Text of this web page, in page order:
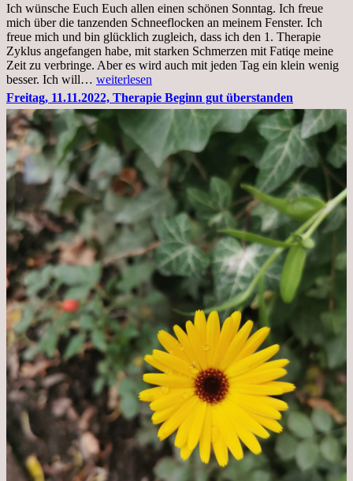
Krankenhaus
stationär
Ich wünsche Euch Euch allen einen schönen Sonntag. Ich freue
mich über die tanzenden Schneeflocken an meinem Fenster. Ich
freue mich und bin glücklich zugleich, dass ich den 1. Therapie
Zyklus angefangen habe, mit starken Schmerzen mit Fatiqe meine
Zeit zu verbringe. Aber es wird auch mit jeden Tag ein klein wenig
besser. Ich will… Sonntag,
20.11.2022,
Todensonntag
weiterlesen
Freitag, 11.11.2022, Therapie Beginn gut überstanden